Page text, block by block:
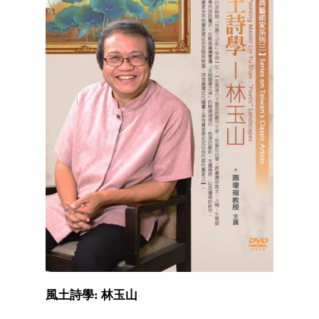
風土詩學: 林玉山